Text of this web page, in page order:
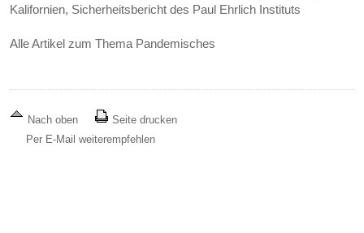
Kalifornien, Sicherheitsbericht des Paul Ehrlich Instituts
Alle Artikel zum Thema Pandemisches
Nach oben
Seite drucken
Per E-Mail weiterempfehlen